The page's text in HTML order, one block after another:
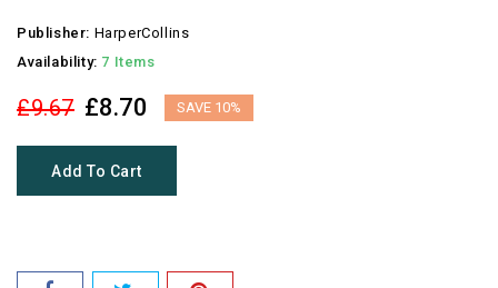
Publisher: HarperCollins
Availability: 7 Items
£9.67 £8.70 SAVE 10%
Add To Cart